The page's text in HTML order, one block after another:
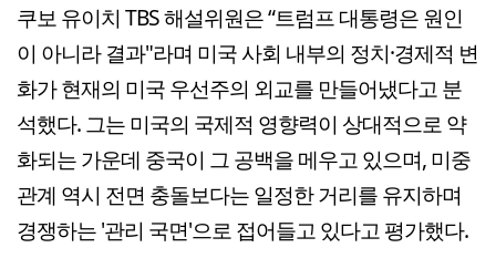
쿠보 유이치 TBS 해설위원은 “트럼프 대통령은 원인
이 아니라 결과"라며 미국 사회 내부의 정치·경제적 변
화가 현재의 미국 우선주의 외교를 만들어냈다고 분
석했다. 그는 미국의 국제적 영향력이 상대적으로 약
화되는 가운데 중국이 그 공백을 메우고 있으며, 미중
관계 역시 전면 충돌보다는 일정한 거리를 유지하며
경쟁하는 '관리 국면'으로 접어들고 있다고 평가했다.